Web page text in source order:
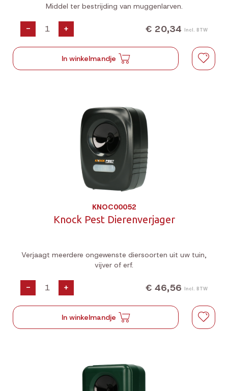
Middel ter bestrijding van muggenlarven.
- + € 20,34 Incl. BTW
In winkelmandje
KNOC00052
Knock Pest Dierenverjager
Verjaagt meerdere ongewenste diersoorten uit uw tuin,
vijver of erf.
- + € 46,56 Incl. BTW
In winkelmandje